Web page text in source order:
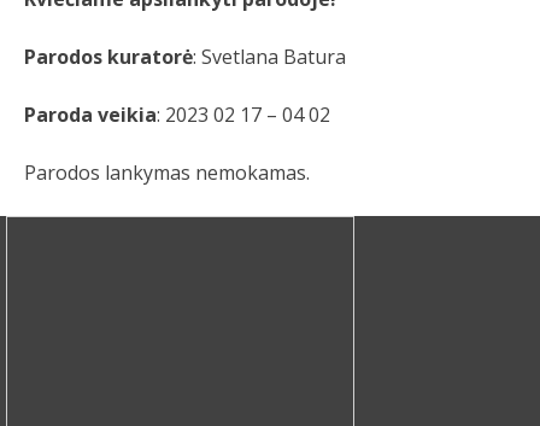
Parodos kuratorė: Svetlana Batura
Paroda veikia: 2023 02 17 – 04 02
Parodos lankymas nemokamas.